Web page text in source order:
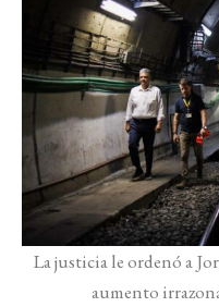
La justicia le ordenó a
aumento